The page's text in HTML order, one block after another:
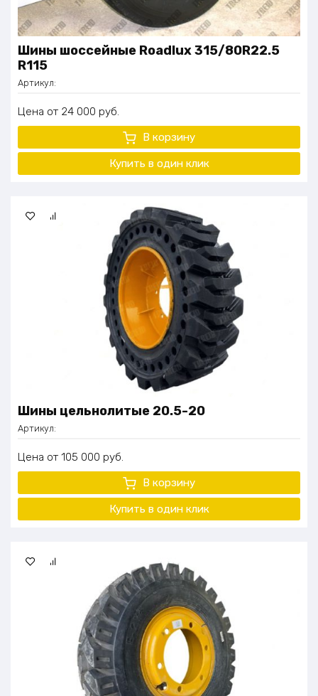
Шины шоссейные Roadlux 315/80R22.5
R115
Артикул:
Цена 24 000 руб.
В корзину
Купить в один клик
Шины цельнолитые 20.5-20
Артикул:
Цена 105 000 руб.
В корзину
Купить в один клик